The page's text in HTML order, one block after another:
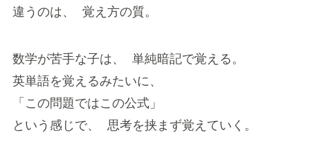
違うのは、 覚え方の質。
数学が苦手な子は、 単純暗記で覚える。
英単語を覚えるみたいに、
「この問題ではこの公式」
という感じで、 思考を挟まず覚えていく。